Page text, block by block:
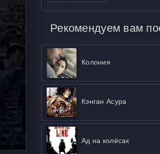
Рекомендуем вам
Колония
Кэнган Асура
Ад на колёсах